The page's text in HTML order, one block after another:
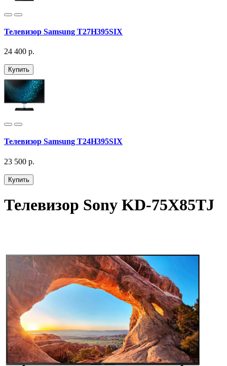
Телевизор Samsung T27H395SIX
24 400 р.
Купить
Телевизор Samsung T24H395SIX
23 500 р.
Купить
Телевизор Sony KD-75X85TJ